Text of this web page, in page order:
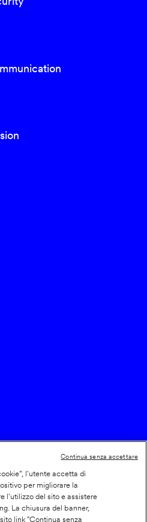
l'utente accetta di
per migliorare la
l'utilizzo del sito e assistere
La chiusura del banner,
link "Continua senza
Continua senza accettare